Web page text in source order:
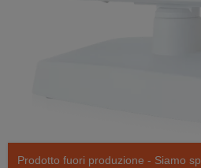
Prodotto fuori produzione - Siamo